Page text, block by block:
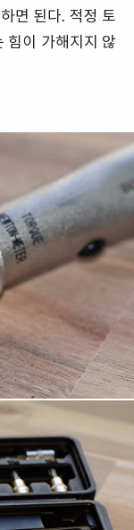
면 된다. 적정 토
힘이 가해지지 않